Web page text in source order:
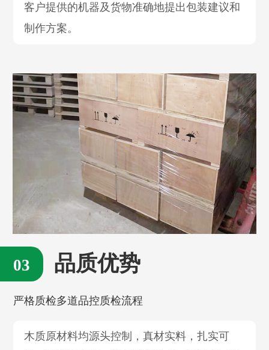
客户提供的机器及货物准确地提出包装建议和
制作方案。
品质优势
严格质检多道品控质检流程
木质原材料均源头控制，真材实料，扎实可